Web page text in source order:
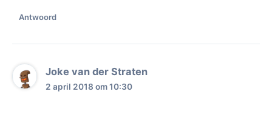
Antwoord
Joke van der Straten
2 april 2018 om 10:30